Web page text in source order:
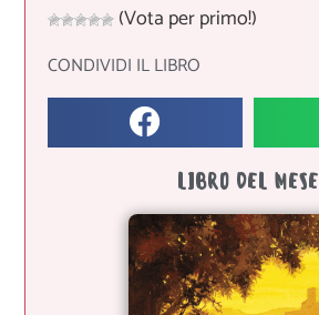
(Vota per primo!)
CONDIVIDI IL LIBRO
LIBRO DEL MESE